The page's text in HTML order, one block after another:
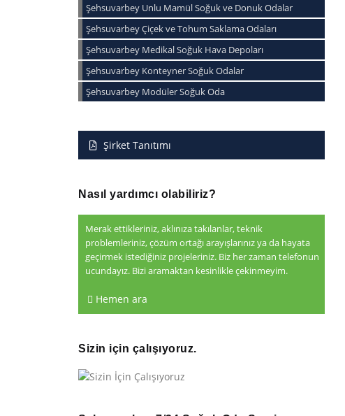
Şehsuvarbey Unlu Mamül Soğuk ve Donuk Odalar
Şehsuvarbey Çiçek ve Tohum Saklama Odaları
Şehsuvarbey Medikal Soğuk Hava Depoları
Şehsuvarbey Konteyner Soğuk Odalar
Şehsuvarbey Modüler Soğuk Oda
Şirket Tanıtımı
Nasıl yardımcı olabiliriz?
Merak ettikleriniz, aklınıza takılanlar, teknik
problemleriniz, çözüm ortağı arayışlarınız ya da hayata
geçirmek istediğiniz projeleriniz. Biz her zaman telefonun
ucundayız. Bizi aramaktan kesinlikle çekinmeyim.
Hemen ara
Sizin için çalışıyoruz.